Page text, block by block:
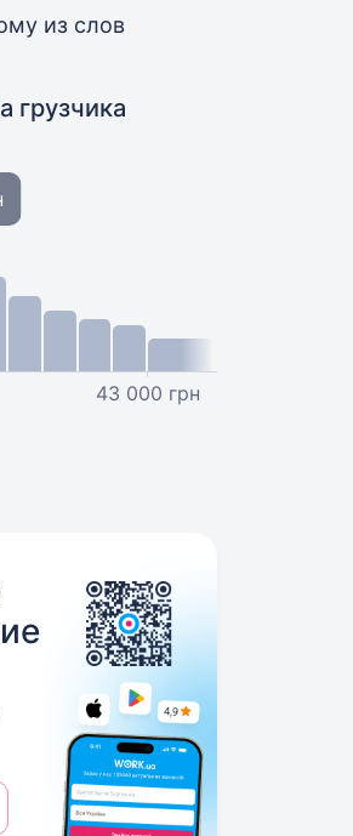
из слов
грузчика
43 000 грн